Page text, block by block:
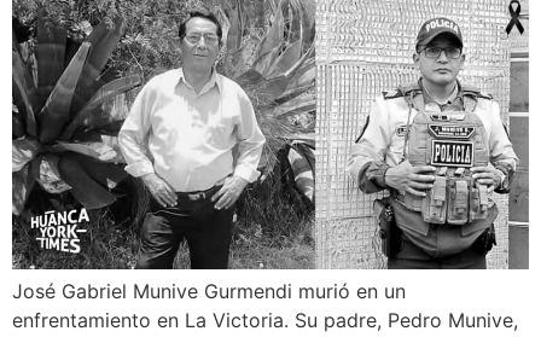
José Gabriel Munive Gurmendi murió en un
enfrentamiento en La Victoria. Su padre, Pedro Munive,